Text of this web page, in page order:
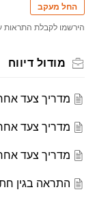
החל מעקב
הירשמו לקבלת התראות
מודול דיווח
מדריך צעד
מדריך צעד
מדריך צעד
התראה בגין